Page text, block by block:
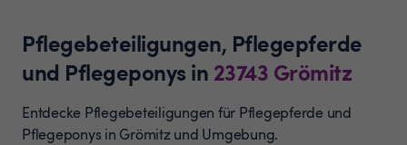
Pflegebeteiligungen, Pflegepferde
und Pflegeponys in 23743 Grömitz
Entdecke Pflegebeteiligungen für Pflegepferde und
Pflegeponys in Grömitz und Umgebung.